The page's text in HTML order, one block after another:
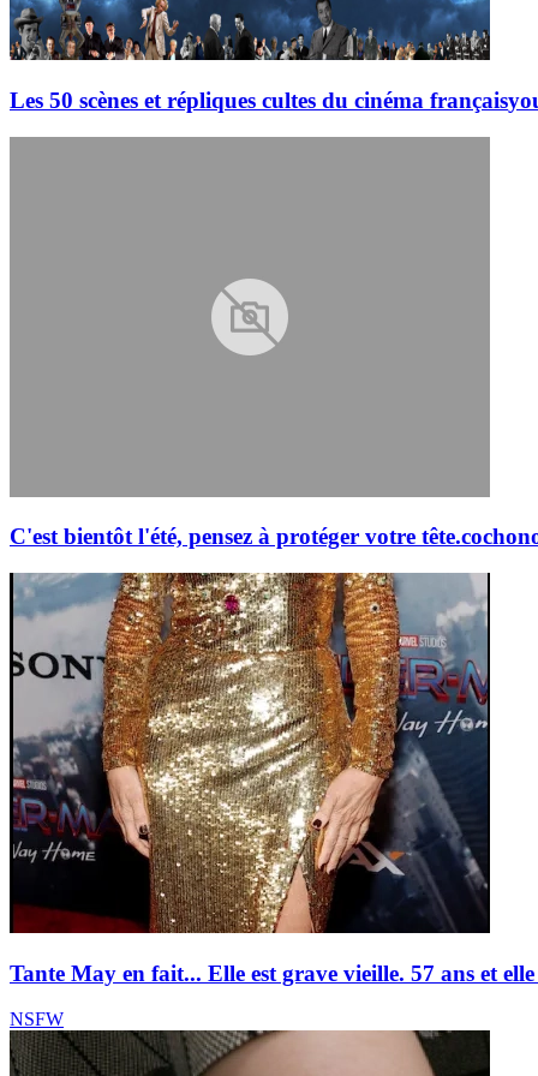
Les 50 scènes et répliques cultes du cinéma français
C'est bientôt l'été, pensez à protéger votre tête.
Tante May en fait... Elle est grave vieille. 57 ans et
NSFW